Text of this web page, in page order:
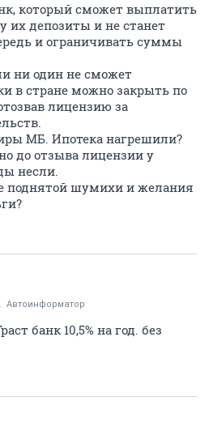
который сможет выплатить
их депозиты и не станет
и ограничивать суммы
ни один не сможет
в стране можно закрыть по
лицензию за
МБ. Ипотека нагрешили?
до отзыва лицензии у
несли.
поднятой шумихи и желания
Автоинформатор
банк 10,5% на год. без